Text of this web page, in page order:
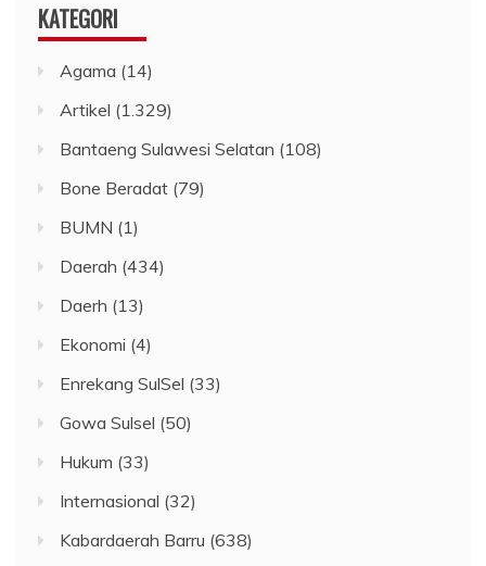
KATEGORI
Agama (14)
Artikel (1.329)
Bantaeng Sulawesi Selatan (108)
Bone Beradat (79)
BUMN (1)
Daerah (434)
Daerh (13)
Ekonomi (4)
Enrekang SulSel (33)
Gowa Sulsel (50)
Hukum (33)
Internasional (32)
Kabardaerah Barru (638)